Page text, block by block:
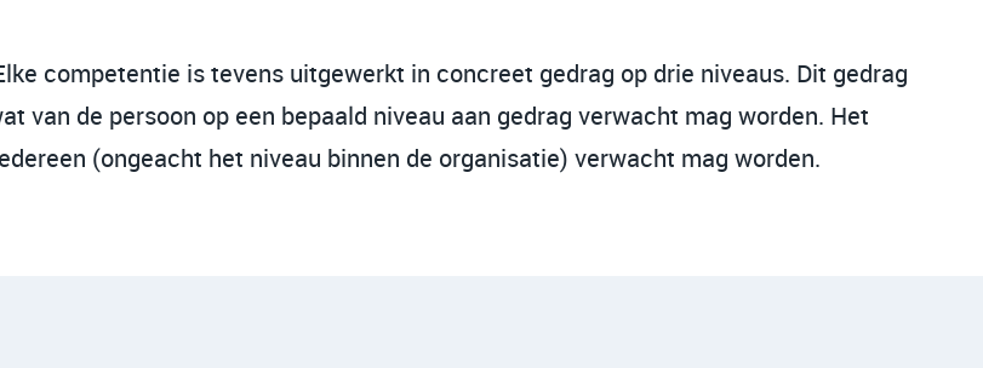
competentie is tevens uitgewerkt in concreet gedrag op drie niveaus. Dit gedrag
van de persoon op een bepaald niveau aan gedrag verwacht mag worden. Het
(ongeacht het niveau binnen de organisatie) verwacht mag worden.